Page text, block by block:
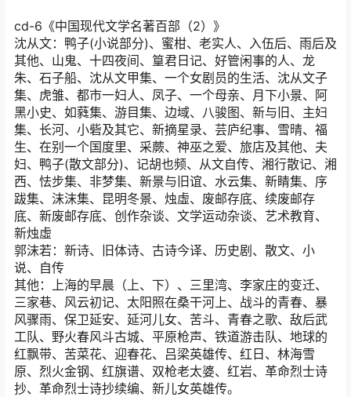
cd-6《中国现代文学名著百部（2）》
沈从文：鸭子(小说部分)、蜜柑、老实人、入伍后、雨后及
其他、山鬼、十四夜间、篁君日记、好管闲事的人、龙
朱、石子船、沈从文甲集、一个女剧员的生活、沈从文子
集、虎雏、都市一妇人、凤子、一个母亲、月下小景、阿
黑小史、如蕤集、游目集、边域、八骏图、新与旧、主妇
集、长河、小砦及其它、新摘星录、芸庐纪事、雪晴、福
生、在别一个国度里、采蕨、神巫之爱、旅店及其他、夫
妇、鸭子(散文部分)、记胡也频、从文自传、湘行散记、湘
西、怯步集、非梦集、新景与旧谊、水云集、新睛集、序
跋集、沫沫集、昆明冬景、烛虛、废邮存底、续废邮存
底、新废邮存底、创作杂谈、文学运动杂谈、艺术教育、
新烛虛
郭沫若：新诗、旧体诗、古诗今译、历史剧、散文、小
说、自传
其他：上海的早晨（上、下）、三里湾、李家庄的变迁、
三家巷、风云初记、太阳照在桑干河上、战斗的青春、暴
风骤雨、保卫延安、延河儿女、苦斗、青春之歌、敌后武
工队、野火春风斗古城、平原枪声、铁道游击队、地球的
红飘带、苦菜花、迎春花、吕梁英雄传、红日、林海雪
原、烈火金钢、红旗谱、双枪老太婆、红岩、革命烈士诗
抄、革命烈士诗抄续编、新儿女英雄传。